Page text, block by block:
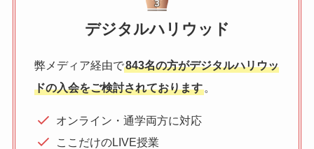
デジタルハリウッド
弊メディア経由で843名の方がデジタルハリウッ
ドの入会をご検討されております。
オンライン・通学両方に対応
ここだけのLIVE授業